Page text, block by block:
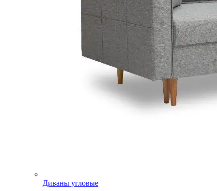
Диваны угловые